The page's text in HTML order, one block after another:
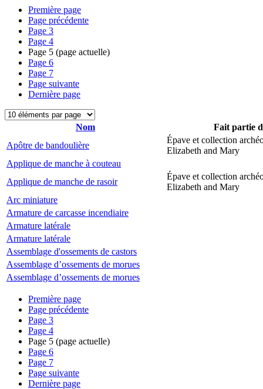
Première page
Page précédente
Page 3
Page 4
Page 5 (page actuelle)
Page 6
Page 7
Page suivante
Dernière page
Nom
Fait partie
Apôtre de bandoulière
Épave et collection
Elizabeth and Mary
Applique de manche à couteau
Applique de manche de rasoir
Épave et collection
Elizabeth and Mary
Arc miniature
Armature de carcasse incendiaire
Armature latérale
Armature latérale
Assemblage d'ossements de castors
Assemblage d’ossements de morues
Assemblage d’ossements de morues
Première page
Page précédente
Page 3
Page 4
Page 5 (page actuelle)
Page 6
Page 7
Page suivante
Dernière page